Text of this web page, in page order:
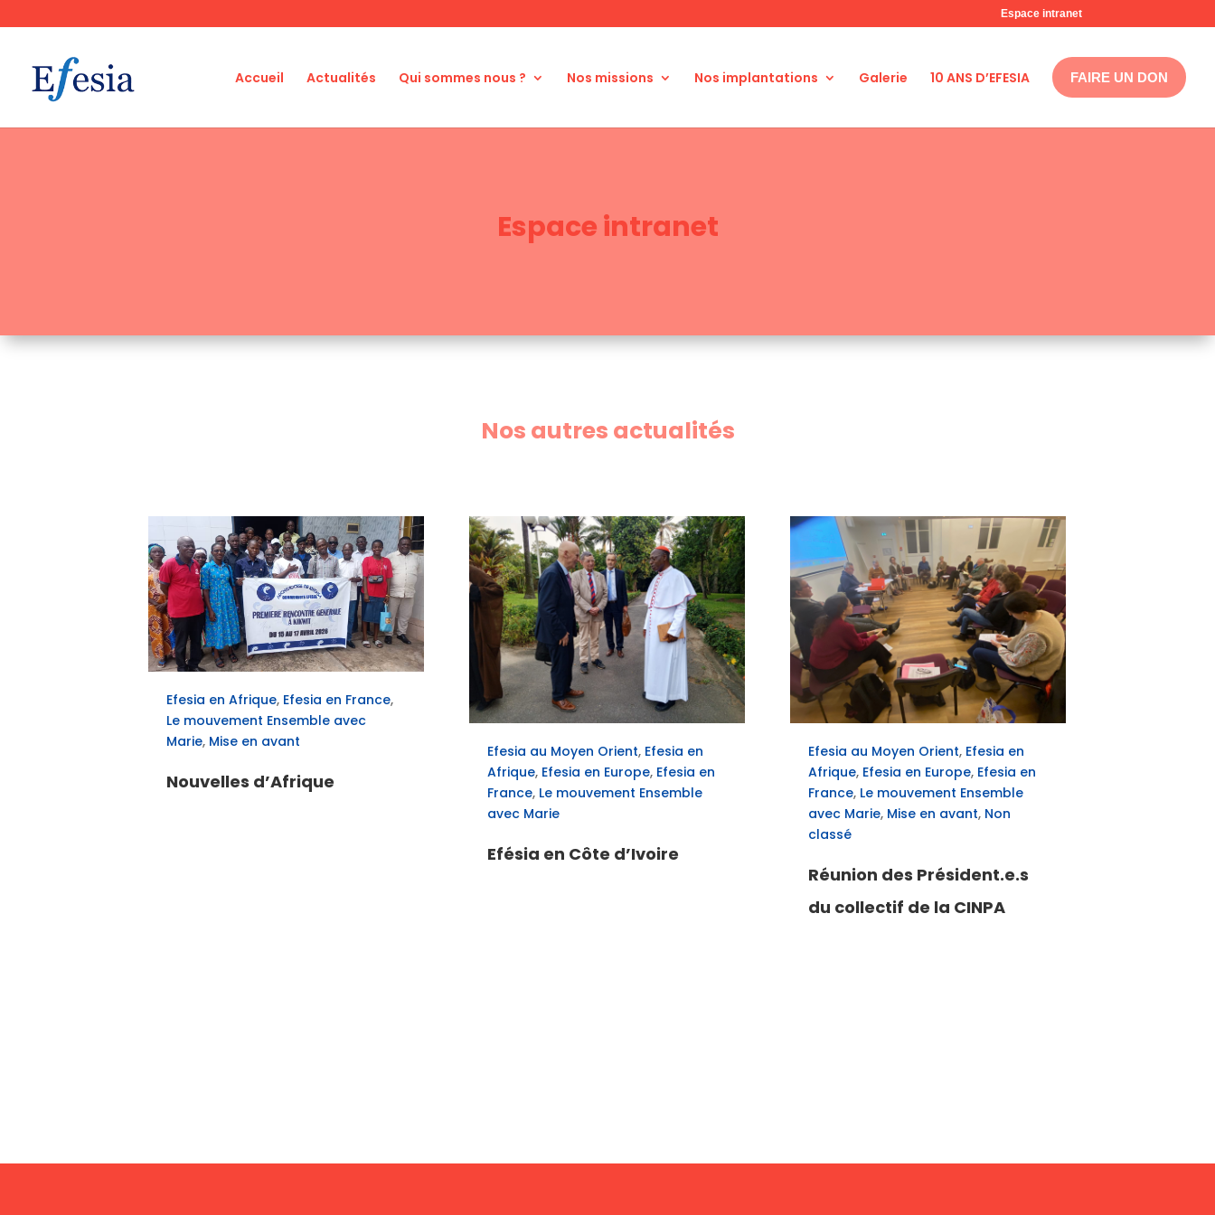
Espace intranet
Accueil Actualités Qui sommes nous ? Nos missions Nos implantations Galerie 10 ANS D’EFESIA FAIRE UN DON
Espace intranet
Nos autres actualités
Efesia en Afrique, Efesia en France,
Le mouvement Ensemble avec
Marie, Mise en avant
Nouvelles d’Afrique
Efesia au Moyen Orient, Efesia en
Afrique, Efesia en Europe, Efesia en
France, Le mouvement Ensemble
avec Marie
Efésia en Côte d’Ivoire
Efesia au Moyen Orient, Efesia en
Afrique, Efesia en Europe, Efesia en
France, Le mouvement Ensemble
avec Marie, Mise en avant, Non
classé
Réunion des Président.e.s
du collectif de la CINPA